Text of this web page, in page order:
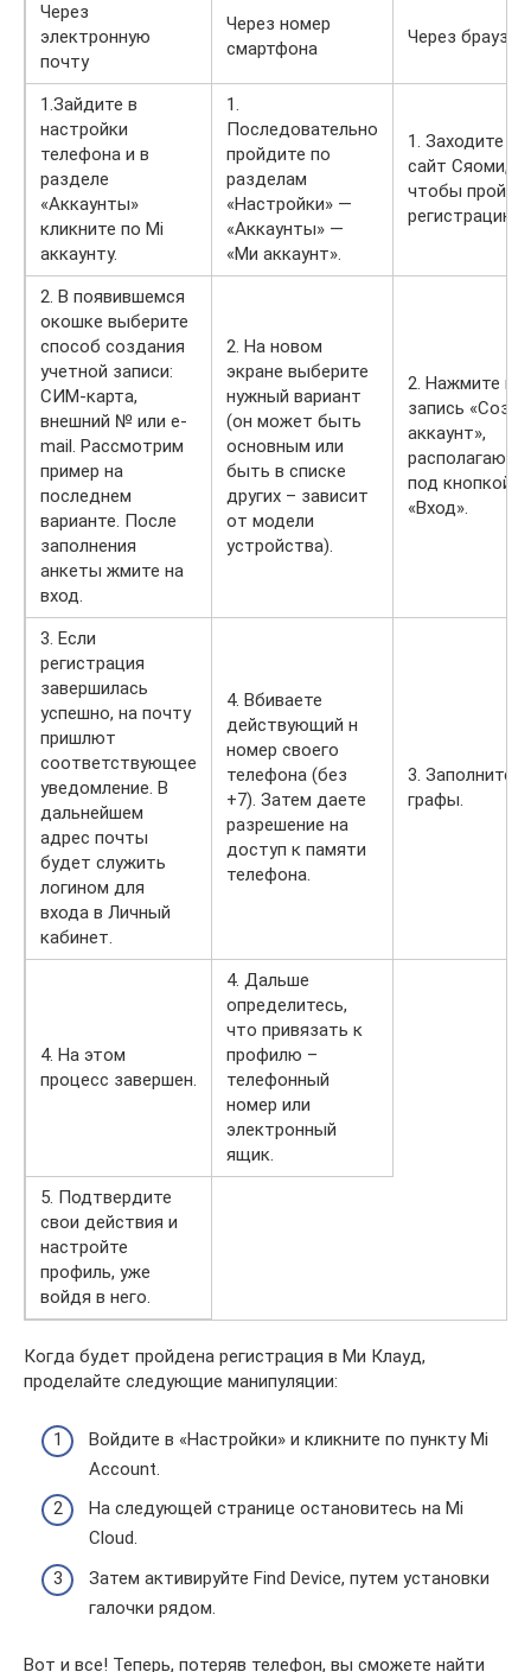
Через
электронную
почту
Через номер
смартфона
Через
1.Зайдите в
настройки
телефона и в
разделе
«Аккаунты»
кликните по Mi
аккаунту.
1.
Последовательно
пройдите по
разделам
«Настройки» —
«Аккаунты» —
«Ми аккаунт».
1. Заходите на
сайт Сяоми,
чтобы пройти
регистрацию.
2. В появившемся
окошке выберите
способ создания
учетной записи:
СИМ-карта,
внешний № или e-
mail. Рассмотрим
пример на
последнем
варианте. После
заполнения
анкеты жмите на
вход.
2. На новом
экране выберите
нужный вариант
(он может быть
основным или
быть в списке
других – зависит
от модели
устройства).
2. Нажмите на
запись
аккаунт»,
под кнопкой
«Вход».
3. Если
регистрация
завершилась
успешно, на почту
пришлют
соответствующее
уведомление. В
дальнейшем
адрес почты
будет служить
логином для
входа в Личный
кабинет.
4. Вбиваете
действующий н
номер своего
телефона (без
+7). Затем даете
разрешение на
доступ к памяти
телефона.
3. Заполните
графы.
4. На этом
процесс завершен.
4. Дальше
определитесь,
что привязать к
профилю –
телефонный
номер или
электронный
ящик.
5. Подтвердите
свои действия и
настройте
профиль, уже
войдя в него.
Когда будет пройдена регистрация в Ми Клауд,
проделайте следующие манипуляции:
Войдите в «Настройки» и кликните по пункту Mi
Account.
На следующей странице остановитесь на Mi
Cloud.
Затем активируйте Find Device, путем установки
галочки рядом.
Вот и все! Теперь, потеряв телефон, вы сможете найти